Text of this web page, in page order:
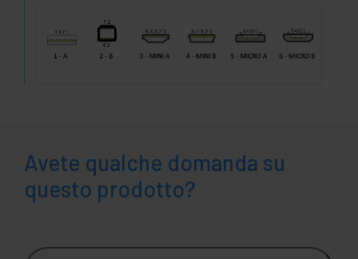
Avete qualche domanda su
questo prodotto?